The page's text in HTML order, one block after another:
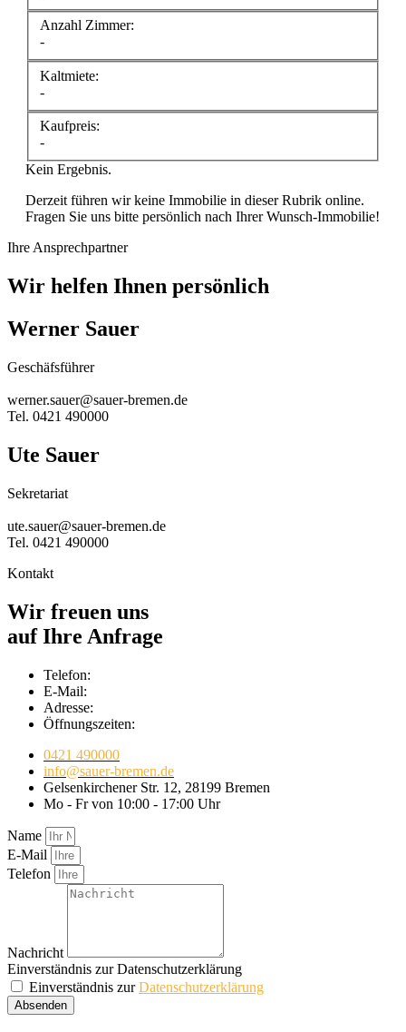
Anzahl Zimmer:
-
Kaltmiete:
-
Kaufpreis:
-
Kein Ergebnis.
Derzeit führen wir keine Immobilie in dieser Rubrik online.
Fragen Sie uns bitte persönlich nach Ihrer Wunsch-Immobilie!
Ihre Ansprechpartner
Wir helfen Ihnen persönlich
Werner Sauer
Geschäfsführer
werner.sauer@sauer-bremen.de
Tel. 0421 490000
Ute Sauer
Sekretariat
ute.sauer@sauer-bremen.de
Tel. 0421 490000
Kontakt
Wir freuen uns
auf Ihre Anfrage
Telefon:
E-Mail:
Adresse:
Öffnungszeiten:
0421 490000
info@sauer-bremen.de
Gelsenkirchener Str. 12, 28199 Bremen
Mo - Fr von 10:00 - 17:00 Uhr
Name
E-Mail
Telefon
Nachricht
Einverständnis zur Datenschutzerklärung
Einverständnis zurDatenschutzerklärung
Absenden